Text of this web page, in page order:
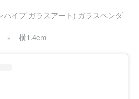
パイプ ガラスアート) ガラスペンダ
× 横1.4cm